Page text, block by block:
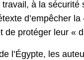
travail, à la sécurité
d’empêcher
de protéger leur «
l’Égypte, les